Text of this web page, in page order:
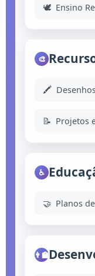
🕊️ Ensino
🎨
🖍️
📝 Projetos
♿
🤝 Planos
👨‍🏫